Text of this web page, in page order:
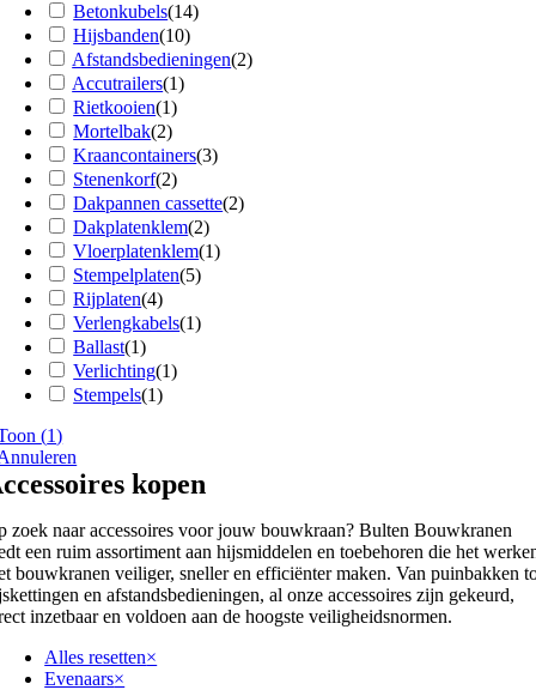
Betonkubels(14)
Hijsbanden(10)
Afstandsbedieningen(2)
Accutrailers(1)
Rietkooien(1)
Mortelbak(2)
Kraancontainers(3)
Stenenkorf(2)
Dakpannen cassette(2)
Dakplatenklem(2)
Vloerplatenklem(1)
Stempelplaten(5)
Rijplaten(4)
Verlengkabels(1)
Ballast(1)
Verlichting(1)
Stempels(1)
(1)
kopen
zoek naar accessoires voor jouw bouwkraan? Bulten Bouwkranen
een ruim assortiment aan hijsmiddelen en toebehoren die het
bouwkranen veiliger, sneller en efficiënter maken. Van puinbakken
en afstandsbedieningen, al onze accessoires zijn gekeurd,
inzetbaar en voldoen aan de hoogste veiligheidsnormen.
Alles resetten×
Evenaars×